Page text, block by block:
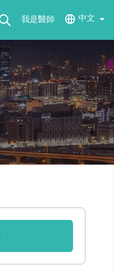
我是醫師 中文